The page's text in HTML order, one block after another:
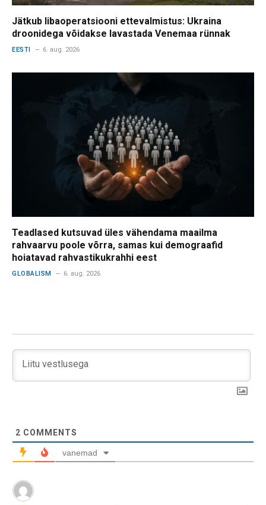
Jätkub libaoperatsiooni ettevalmistus: Ukraina
droonidega võidakse lavastada Venemaa rünnak
EESTI 6. aug. 2026
Teadlased kutsuvad üles vähendama maailma
rahvaarvu poole võrra, samas kui demograafid
hoiatavad rahvastikukrahhi eest
GLOBALISM 6. aug. 2026
2 COMMENTS
vanemad